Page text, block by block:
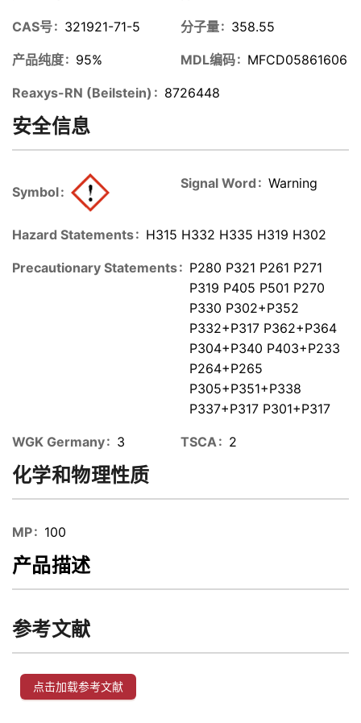
CAS号 321921-71-5 分子量 358.55
产品纯度 95% MDL编码 MFCD05861606
Reaxys-RN (Beilstein) 8726448
安全信息
Symbol
Signal Word Warning
Hazard Statements H315 H332 H335 H319 H302
Precautionary Statements
P280 P321 P261 P271
P319 P405 P501 P270
P330 P302+P352
P332+P317 P362+P364
P304+P340 P403+P233
P264+P265
P305+P351+P338
P337+P317 P301+P317
WGK Germany 3 TSCA 2
化学和物理性质
MP 100
产品描述
参考文献
点击加载参考文献